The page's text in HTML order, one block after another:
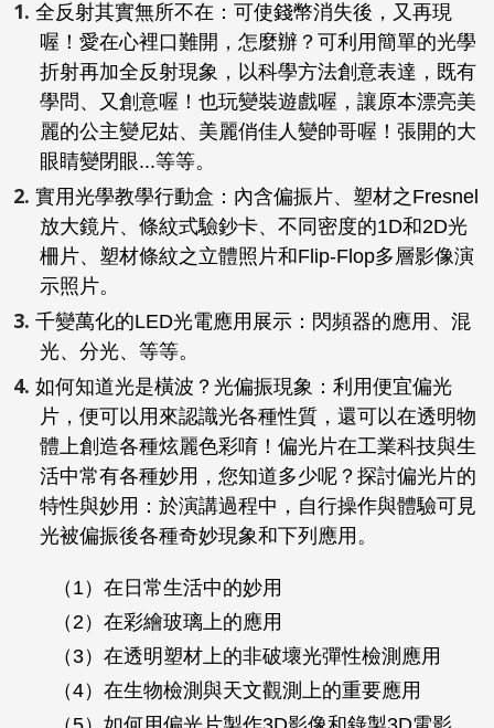
全反射其實無所不在：可使錢幣消失後，又再現
喔！愛在心裡口難開，怎麼辦？可利用簡單的光學
折射再加全反射現象，以科學方法創意表達，既有
學問、又創意喔！也玩變裝遊戲喔，讓原本漂亮美
麗的公主變尼姑、美麗俏佳人變帥哥喔！張開的大
眼睛變閉眼...等等。
實用光學教學行動盒：內含偏振片、塑材之Fresnel
放大鏡片、條紋式驗鈔卡、不同密度的1D和2D光
柵片、塑材條紋之立體照片和Flip-Flop多層影像演
示照片。
千變萬化的LED光電應用展示：閃頻器的應用、混
光、分光、等等。
如何知道光是橫波？光偏振現象：利用便宜偏光
片，便可以用來認識光各種性質，還可以在透明物
體上創造各種炫麗色彩唷！偏光片在工業科技與生
活中常有各種妙用，您知道多少呢？探討偏光片的
特性與妙用：於演講過程中，自行操作與體驗可見
光被偏振後各種奇妙現象和下列應用。
（1）在日常生活中的妙用
（2）在彩繪玻璃上的應用
（3）在透明塑材上的非破壞光彈性檢測應用
（4）在生物檢測與天文觀測上的重要應用